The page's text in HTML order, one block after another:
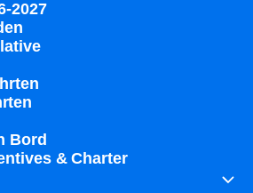
2027
Bord​
& Charter